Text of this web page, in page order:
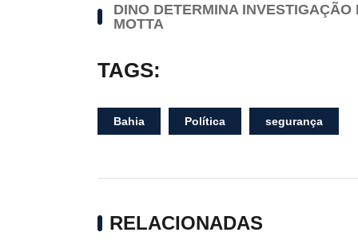
DINO DETERMINA
MOTTA
TAGS:
Bahia Política segurança
RELACIONADAS